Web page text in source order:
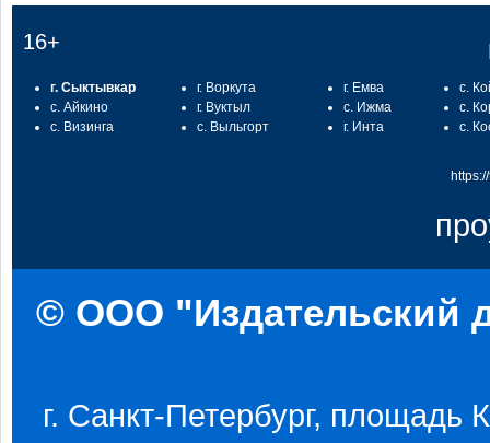
16+
г. Сыктывкар
с. Айкино
с. Визинга
г. Воркута
г. Вуктыл
с. Выльгорт
г. Емва
с. Ижма
г. Инта
с.
с.
с.
© ООО "Издательский
г. Санкт-Петербург, площадь